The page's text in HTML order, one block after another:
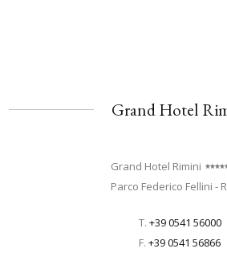
Grand Hotel
Grand Hotel Rimini
Parco Federico Fellini -
T. +39 0541 56000
F. +39 0541 56866